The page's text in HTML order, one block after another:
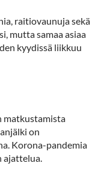
raitiovaunuja sekä
mutta samaa asiaa
kyydissä liikkuu
matkustamista
on
Korona-pandemia
ajattelua.